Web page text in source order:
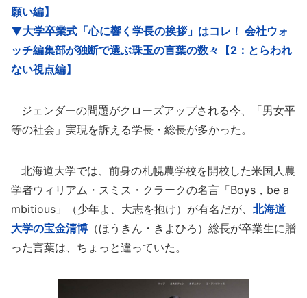
願い編】
▼大学卒業式「心に響く学長の挨拶」はコレ！ 会社ウォ
ッチ編集部が独断で選ぶ珠玉の言葉の数々【2：とらわれ
ない視点編】
ジェンダーの問題がクローズアップされる今、「男女平
等の社会」実現を訴える学長・総長が多かった。
北海道大学では、前身の札幌農学校を開校した米国人農
学者ウィリアム・スミス・クラークの名言「Boys，be a
mbitious」（少年よ、大志を抱け）が有名だが、 北海道
大学の宝金清博 （ほうきん・きよひろ）総長が卒業生に贈
った言葉は、ちょっと違っていた。